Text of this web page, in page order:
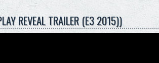
REVEAL TRAILER (E3 2015))